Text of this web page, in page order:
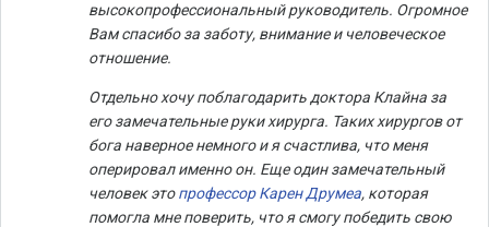
высокопрофессиональный руководитель. Огромное
Вам спасибо за заботу, внимание и человеческое
отношение.
Отдельно хочу поблагодарить доктора Клайна за
его замечательные руки хирурга. Таких хирургов от
бога наверное немного и я счастлива, что меня
оперировал именно он. Еще один замечательный
человек этопрофессор Карен Друмеа, которая
помогла мне поверить, что я смогу победить свою